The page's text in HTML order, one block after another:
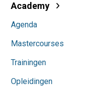
Academy
Agenda
Mastercourses
Trainingen
Opleidingen